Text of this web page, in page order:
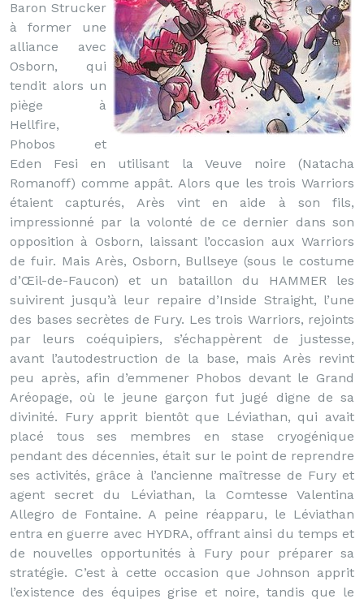
Baron Strucker
à former une
alliance avec
Osborn, qui
tendit alors un
piège à
Hellfire,
Phobos et
Eden Fesi en utilisant la Veuve noire (Natacha
Romanoff) comme appât. Alors que les trois Warriors
étaient capturés, Arès vint en aide à son fils,
impressionné par la volonté de ce dernier dans son
opposition à Osborn, laissant l’occasion aux Warriors
de fuir. Mais Arès, Osborn, Bullseye (sous le costume
d’Œil-de-Faucon) et un bataillon du HAMMER les
suivirent jusqu’à leur repaire d’Inside Straight, l’une
des bases secrètes de Fury. Les trois Warriors, rejoints
par leurs coéquipiers, s’échappèrent de justesse,
avant l’autodestruction de la base, mais Arès revint
peu après, afin d’emmener Phobos devant le Grand
Aréopage, où le jeune garçon fut jugé digne de sa
divinité. Fury apprit bientôt que Léviathan, qui avait
placé tous ses membres en stase cryogénique
pendant des décennies, était sur le point de reprendre
ses activités, grâce à l’ancienne maîtresse de Fury et
agent secret du Léviathan, la Comtesse Valentina
Allegro de Fontaine. A peine réapparu, le Léviathan
entra en guerre avec HYDRA, offrant ainsi du temps et
de nouvelles opportunités à Fury pour préparer sa
stratégie. C’est à cette occasion que Johnson apprit
l’existence des équipes grise et noire, tandis que le